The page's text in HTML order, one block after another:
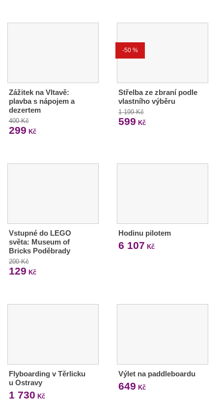
Zážitek na Vltavě:
plavba s nápojem a
dezertem
400 Kč
299 Kč
-50 %
Střelba ze zbraní podle
vlastního výběru
1 199 Kč
599 Kč
Vstupné do LEGO
světa: Museum of
Bricks Poděbrady
200 Kč
129 Kč
Hodinu pilotem
6 107 Kč
Flyboarding v Těrlicku
u Ostravy
1 730 Kč
Výlet na paddleboardu
649 Kč